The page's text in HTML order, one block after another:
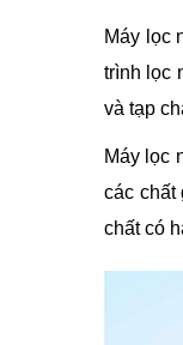
Máy lọc
trình lọc
và tạp
Máy lọc
các chất
chất có